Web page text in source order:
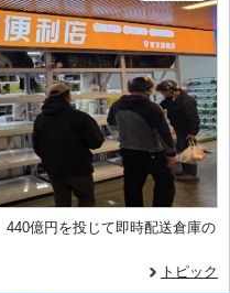
億円を投じて即時配送倉庫の
トピック